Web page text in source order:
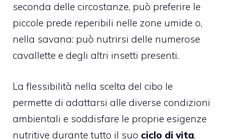
seconda delle circostanze, può preferire le
piccole prede reperibili nelle zone umide o,
nella savana: può nutrirsi delle numerose
cavallette e degli altri insetti presenti.
La flessibilità nella scelta del cibo le
permette di adattarsi alle diverse condizioni
ambientali e soddisfare le proprie esigenze
nutritive durante tutto il suo ciclo di vita,